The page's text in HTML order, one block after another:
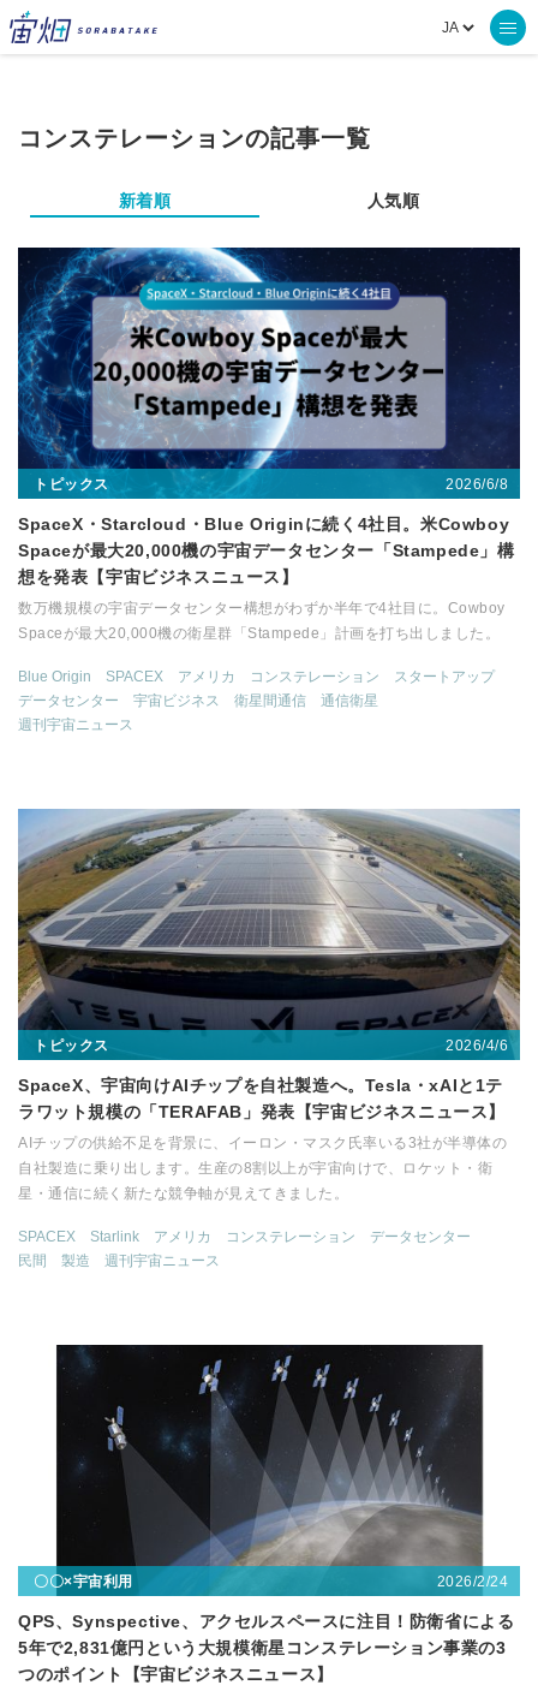
コンステレーションの記事一覧
新着順 人気順
トピックス 2026/6/8
SpaceX・Starcloud・Blue Originに続く4社目。米Cowboy
Spaceが最大20,000機の宇宙データセンター「Stampede」構
想を発表【宇宙ビジネスニュース】
数万機規模の宇宙データセンター構想がわずか半年で4社目に。Cowboy
Spaceが最大20,000機の衛星群「Stampede」計画を打ち出しました。
Blue Origin SPACEX アメリカ コンステレーション
スタートアップ
データセンター
宇宙ビジネス 衛星間通信
通信衛星
週刊宇宙ニュース
トピックス 2026/4/6
SpaceX、宇宙向けAIチップを自社製造へ。Tesla・xAIと1テ
ラワット規模の「TERAFAB」発表【宇宙ビジネスニュース】
AIチップの供給不足を背景に、イーロン・マスク氏率いる3社が半導体の
自社製造に乗り出します。生産の8割以上が宇宙向けで、ロケット・衛
星・通信に続く新たな競争軸が見えてきました。
SPACEX Starlink アメリカ コンステレーション
データセンター
民間
製造 週刊宇宙ニュース
〇〇×宇宙利用 2026/2/24
QPS、Synspective、アクセルスペースに注目！防衛省による
5年で2,831億円という大規模衛星コンステレーション事業の3
つのポイント【宇宙ビジネスニュース】